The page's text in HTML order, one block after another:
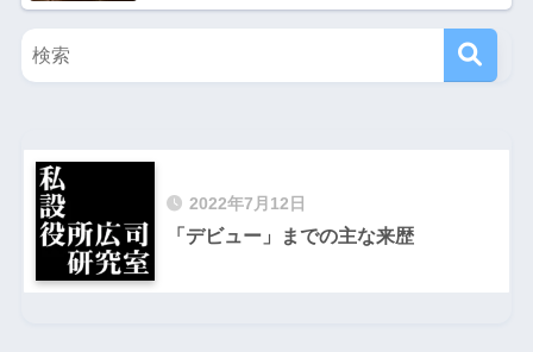
2022年7月12日
「デビュー」までの主な来歴